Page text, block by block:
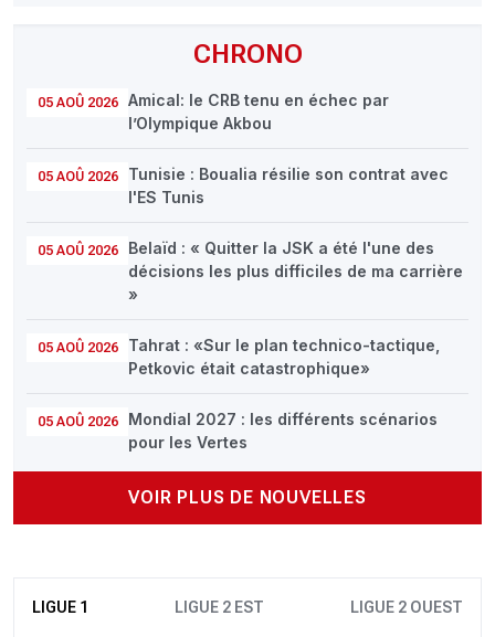
CHRONO
05 AOÛ 2026
Amical: le CRB tenu en échec par
l’Olympique Akbou
05 AOÛ 2026
Tunisie : Boualia résilie son contrat avec
l'ES Tunis
05 AOÛ 2026
Belaïd : « Quitter la JSK a été l'une des
décisions les plus difficiles de ma carrière
»
05 AOÛ 2026
Tahrat : «Sur le plan technico-tactique,
Petkovic était catastrophique»
05 AOÛ 2026
Mondial 2027 : les différents scénarios
pour les Vertes
VOIR PLUS DE NOUVELLES
LIGUE 1 LIGUE 2 EST LIGUE 2 OUEST